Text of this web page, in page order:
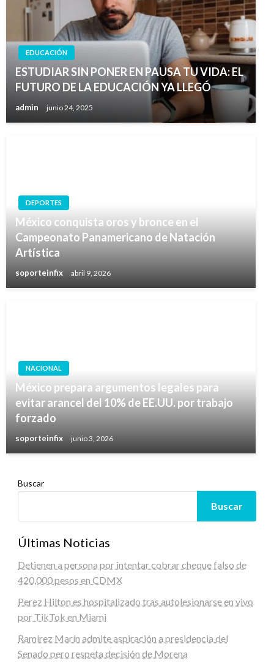
EDUCACIÓN
ESTUDIAR SIN PONER EN PAUSA TU VIDA: EL
FUTURO DE LA EDUCACIÓN YA LLEGÓ
admin junio 24, 2025
DEPORTES
México conquista oros y bronce en el
Campeonato Panamericano de Natación
Artística
soporteinfix abril 9, 2026
NACIONAL
México prepara argumentos legales para
evitar arancel del 10% de EE.UU. por trabajo
forzado
soporteinfix junio 3, 2026
Buscar
Buscar
Últimas Noticias
Detienen a persona por intentar cobrar cheque falso de
420,000 pesos en CDMX
Perez Hilton es hospitalizado tras autolesionarse en vivo
por TikTok en Miami
Ramírez Marín admite aspiración a presidencia del
Senado pero respeta decisión de Morena